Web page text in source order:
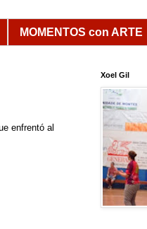
MOMENTOS con ARTE
enfrentó al
Xoel Gil